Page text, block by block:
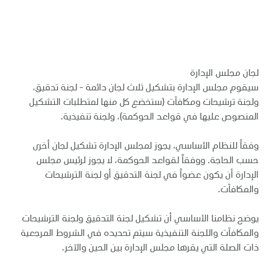
لجان مجلس الإدارة
سيقوم مجلس الإدارة بتشكيل ثلاث لجان دائمة - لجنة تدقيق،
ولجنة ترشيحات ومكافآت (ستخضع كل منها لمتطلبات التشكيل
المنصوص عليها في قواعد الحوكمة)، ولجنة تنفيذية.
وفقاً للنظام الأساسي، يجوز لمجلس الإدارة تشكيل لجان أخرى
حسب الحاجة. ووفقاً لقواعد الحوكمة، لا يجوز لرئيس مجلس
الإدارة أن يكون عضواً في لجنة التدقيق أو لجنة الترشيحات
والمكافآت.
يوضح نظامنا الأساسي أن تشكيل لجنة التدقيق ولجنة الترشيحات
والمكافآت واللجنة التنفيذية سيتم تحديده في الشروط المرجعية
ذات الصلة التي يقرها مجلس الإدارة بين الحين والآخر.